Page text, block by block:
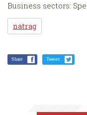
Business sectors:
natrag
Share Tweet